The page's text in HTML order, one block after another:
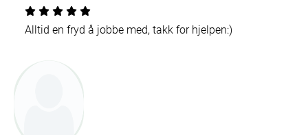
Alltid en fryd å jobbe med, takk for hjelpen:)